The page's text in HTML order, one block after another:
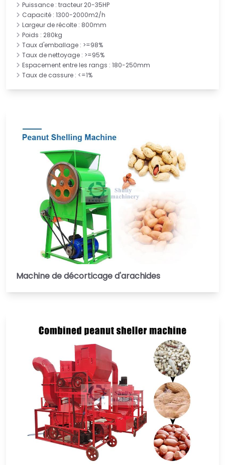
Puissance : tracteur 20-35HP
Capacité : 1300-2000m2/h
Largeur de récolte : 800mm
Poids : 280kg
Taux d'emballage : >=98%
Taux de nettoyage : >=95%
Espacement entre les rangs : 180-250mm
Taux de cassure : <=1%
Machine de décorticage d'arachides